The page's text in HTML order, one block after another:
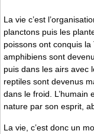
La vie c’est
planctons puis les
poissons ont conquis
amphibiens sont
puis dans les airs avec
reptiles sont devenus
dans le froid. L’humain
nature par son esprit,
La vie, c’est donc un